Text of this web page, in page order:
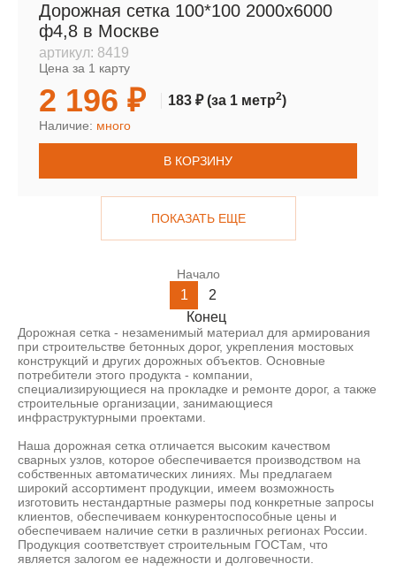
Дорожная сетка 100*100 2000х6000
ф4,8 в Москве
артикул: 8419
Цена за 1 карту
2 196 ₽ 183 ₽(за 1 метр2)
Наличие: много
В КОРЗИНУ
ПОКАЗАТЬ ЕЩЕ
Начало
1
2
Конец
Дорожная сетка - незаменимый материал для армирования
при строительстве бетонных дорог, укрепления мостовых
конструкций и других дорожных объектов. Основные
потребители этого продукта - компании,
специализирующиеся на прокладке и ремонте дорог, а также
строительные организации, занимающиеся
инфраструктурными проектами.
Наша дорожная сетка отличается высоким качеством
сварных узлов, которое обеспечивается производством на
собственных автоматических линиях. Мы предлагаем
широкий ассортимент продукции, имеем возможность
изготовить нестандартные размеры под конкретные запросы
клиентов, обеспечиваем конкурентоспособные цены и
обеспечиваем наличие сетки в различных регионах России.
Продукция соответствует строительным ГОСТам, что
является залогом ее надежности и долговечности.